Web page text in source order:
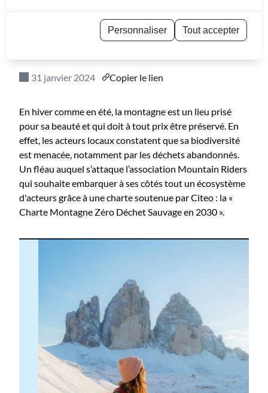
montagne sur la bonne
31 janvier 2024 Copier le lien
En hiver comme en été, la montagne est un lieu prisé
pour sa beauté et qui doit à tout prix être préservé. En
effet, les acteurs locaux constatent que sa biodiversité
est menacée, notamment par les déchets abandonnés.
Un fléau auquel s’attaque l’association Mountain Riders
qui souhaite embarquer à ses côtés tout un écosystème
d'acteurs grâce à une charte soutenue par Citeo : la «
Charte Montagne Zéro Déchet Sauvage en 2030 ».
Personnaliser
Tout accepter